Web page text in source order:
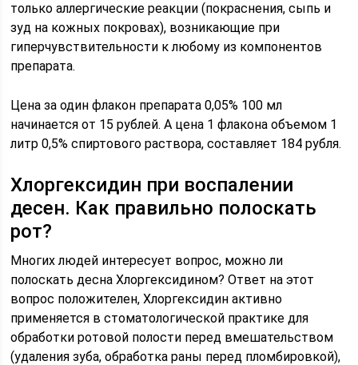
только аллергические реакции (покраснения, сыпь и
зуд на кожных покровах), возникающие при
гиперчувствительности к любому из компонентов
препарата.
Цена за один флакон препарата 0,05% 100 мл
начинается от 15 рублей. А цена 1 флакона объемом 1
литр 0,5% спиртового раствора, составляет 184 рубля.
Хлоргексидин при воспалении
десен. Как правильно полоскать
рот?
Многих людей интересует вопрос, можно ли
полоскать десна Хлоргексидином? Ответ на этот
вопрос положителен, Хлоргексидин активно
применяется в стоматологической практике для
обработки ротовой полости перед вмешательством
(удаления зуба, обработка раны перед пломбировкой),